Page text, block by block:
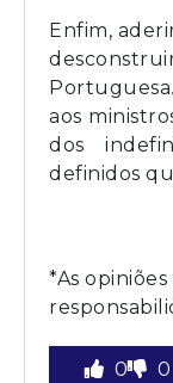
Enfim,
aos
dos
definidos
*As
0 0